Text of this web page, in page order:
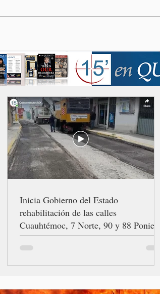
Inicia Gobierno del Estado
rehabilitación de las calles
Cuauhtémoc, 7 Norte, 90 y 88 Poniente